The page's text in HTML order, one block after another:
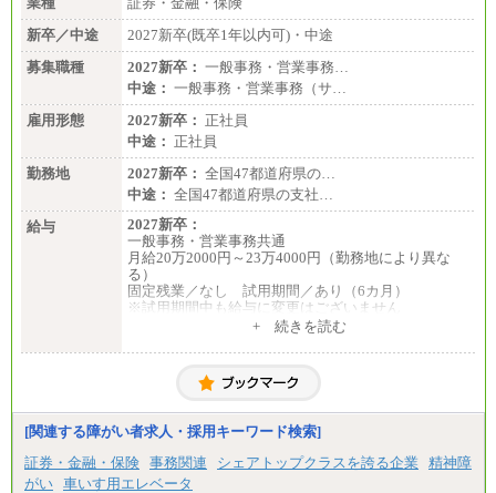
新卒／中途
2027新卒(既卒1年以内可)・中途
募集職種
2027新卒： 一般事務・営業事務…
中途： 一般事務・営業事務（サ…
雇用形態
2027新卒： 正社員
中途： 正社員
勤務地
2027新卒： 全国47都道府県の…
中途： 全国47都道府県の支社…
給与
2027新卒：
一般事務・営業事務共通
月給20万2000円～23万4000円（勤務地により異な
る）
固定残業／なし 試用期間／あり（6カ月）
※試用期間中も給与に変更はございません
月給20万2000円～23万4000円（勤務地により異な
固定残業／なし 試用期間／あり（6か月）
+ 続きを読む
[関連する障がい者求人・採用キーワード検索]
証券・金融・保険 事務関連 シェアトップクラスを誇る企業
精神障
がい 車いす用エレベータ